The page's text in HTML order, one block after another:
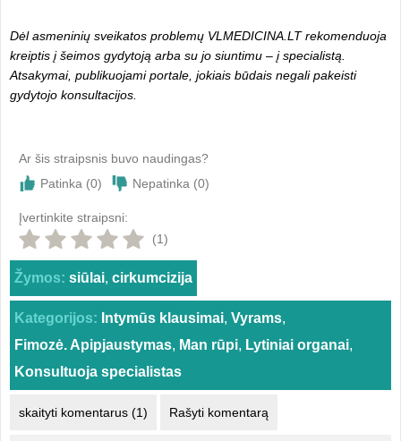
Dėl asmeninių sveikatos problemų VLMEDICINA.LT rekomenduoja
kreiptis į šeimos gydytoją arba su jo siuntimu – į specialistą.
Atsakymai, publikuojami portale, jokiais būdais negali pakeisti
gydytojo konsultacijos.
Ar šis straipsnis buvo naudingas?
Patinka (0) Nepatinka (0)
Įvertinkite straipsni:
(1)
Žymos: siūlai, cirkumcizija
Kategorijos: Intymūs klausimai, Vyrams,
Fimozė. Apipjaustymas, Man rūpi, Lytiniai organai,
Konsultuoja specialistas
skaityti komentarus (1) Rašyti komentarą